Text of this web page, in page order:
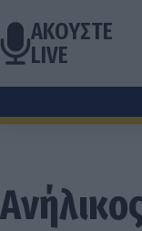
ΑΚΟΥΣΤΕ
LIVE